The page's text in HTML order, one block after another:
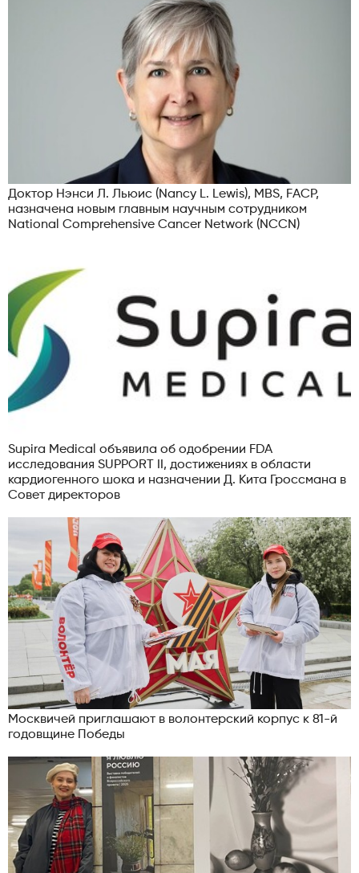
Доктор Нэнси Л. Льюис (Nancy L. Lewis), MBS, FACP,
назначена новым главным научным сотрудником
National Comprehensive Cancer Network (NCCN)
Supira Medical объявила об одобрении FDA
исследования SUPPORT II, достижениях в области
кардиогенного шока и назначении Д. Кита Гроссмана в
Совет директоров
Москвичей приглашают в волонтерский корпус к 81-й
годовщине Победы